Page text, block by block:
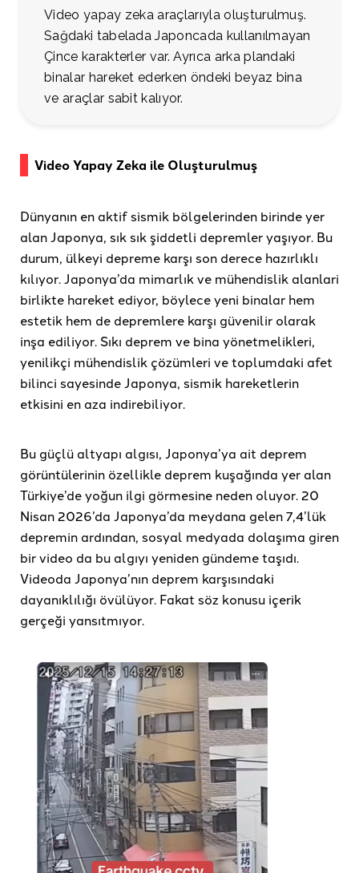
Video yapay zeka araçlarıyla oluşturulmuş.
Sağdaki tabelada Japoncada kullanılmayan
Çince karakterler var. Ayrıca arka plandaki
binalar hareket ederken öndeki beyaz bina
ve araçlar sabit kalıyor.
Video Yapay Zeka ile Oluşturulmuş
Dünyanın en aktif sismik bölgelerinden birinde yer
alan Japonya, sık sık şiddetli depremler yaşıyor. Bu
durum, ülkeyi depreme karşı son derece hazırlıklı
kılıyor. Japonya’da mimarlık ve mühendislik alanlari
birlikte hareket ediyor, böylece yeni binalar hem
estetik hem de depremlere karşı güvenilir olarak
inşa ediliyor. Sıkı deprem ve bina yönetmelikleri,
yenilikçi mühendislik çözümleri ve toplumdaki afet
bilinci sayesinde Japonya, sismik hareketlerin
etkisini en aza indirebiliyor.
Bu güçlü altyapı algısı, Japonya’ya ait deprem
görüntülerinin özellikle deprem kuşağında yer alan
Türkiye’de yoğun ilgi görmesine neden oluyor. 20
Nisan 2026’da Japonya’da meydana gelen 7,4’lük
depremin ardından, sosyal medyada dolaşıma giren
bir video da bu algıyı yeniden gündeme taşıdı.
Videoda Japonya’nın deprem karşısındaki
dayanıklılığı övülüyor. Fakat söz konusu içerik
gerçeği yansıtmıyor.